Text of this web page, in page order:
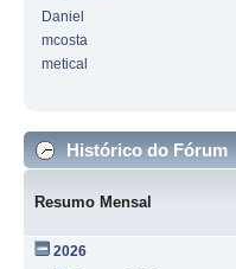
Daniel
mcosta
metical
Histórico do Fórum
Resumo Mensal
2026